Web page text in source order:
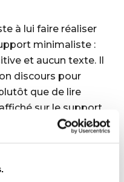
à lui faire réaliser
minimaliste :
et aucun texte. Il
discours pour
que de lire
sur le support.